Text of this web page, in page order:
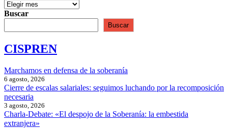
Buscar
Buscar
CISPREN
Marchamos en defensa de la soberanía
6 agosto, 2026
Cierre de escalas salariales: seguimos luchando por la recomposición
necesaria
3 agosto, 2026
Charla-Debate: «El despojo de la Soberanía: la embestida
extranjera»